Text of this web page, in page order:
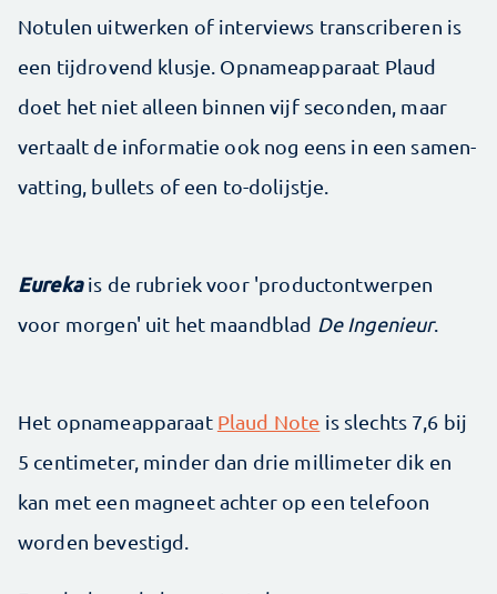
Notulen uitwerken of interviews transcriberen is
een tijdrovend klusje. Opnameapparaat Plaud
doet het niet alleen binnen vijf seconden, maar
vertaalt de informatie ook nog eens in een samen­
vatting, bullets of een to-dolijstje.
Eureka is de rubriek voor 'productontwerpen
voor morgen' uit het maandblad De Ingenieur.
Het opnameapparaat Plaud Note is slechts 7,6 bij
5 centimeter, minder dan drie millimeter dik en
kan met een magneet achter op een telefoon
worden bevestigd.